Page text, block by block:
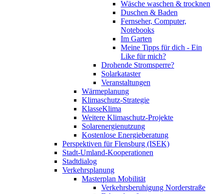
Wäsche waschen & trocknen
Duschen & Baden
Fernseher, Computer,
Notebooks
Im Garten
Meine Tipps für dich - Ein
Like für mich?
Drohende Stromsperre?
Solarkataster
Veranstaltungen
Wärmeplanung
Klimaschutz-Strategie
KlasseKlima
Weitere Klimaschutz-Projekte
Solarenergienutzung
Kostenlose Energieberatung
Perspektiven für Flensburg (ISEK)
Stadt-Umland-Kooperationen
Stadtdialog
Verkehrsplanung
Masterplan Mobilität
Verkehrsberuhigung Norderstraße